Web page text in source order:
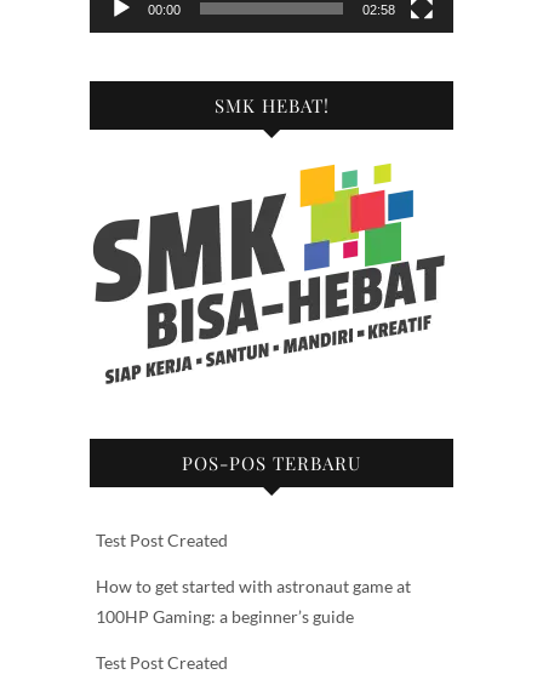
00:00 02:58
SMK HEBAT!
POS-POS TERBARU
Test Post Created
How to get started with astronaut game at
100HP Gaming: a beginner’s guide
Test Post Created